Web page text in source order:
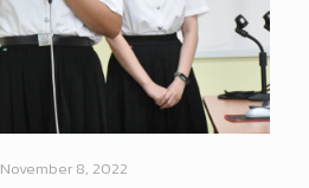
November 8, 2022